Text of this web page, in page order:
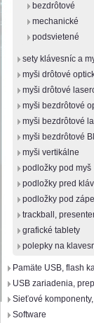
bezdrôtové
mechanické
podsvietené
sety klávesníc a
myši drôtové
myši drôtové
myši bezdrôtové
myši bezdrôtové
myši bezdrôtové
myši vertikálne
podložky pod myš
podložky pred
podložky pod
trackball,
grafické tablety
polepky na
Pamäte USB, flash
USB zariadenia,
Sieťové komponenty,
Software